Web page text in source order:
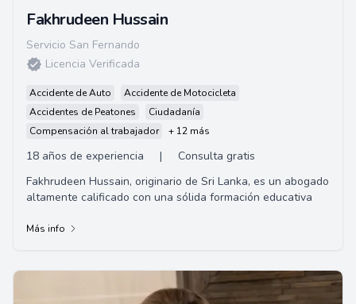
Fakhrudeen Hussain
Servicio San Fernando
Licencia Verificada
Accidente de Auto
Accidente de Motocicleta
Accidentes de Peatones
Ciudadanía
Compensación al trabajador
+ 12 más
18 años de experiencia |
Consulta gratis
Fakhrudeen Hussain, originario de Sri Lanka, es un abogado
altamente calificado con una sólida formación educativa
Más info